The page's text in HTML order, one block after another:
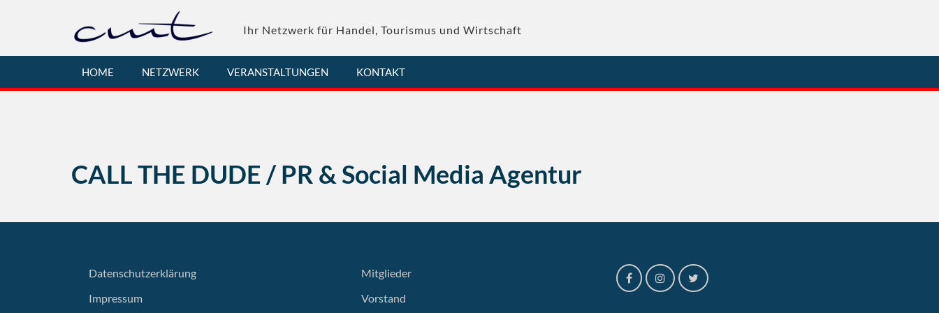
Ihr Netzwerk für Handel, Tourismus und Wirtschaft
HOME NETZWERK VERANSTALTUNGEN KONTAKT
CALL THE DUDE / PR & Social Media Agentur
Datenschutzerklärung
Impressum
Mitglieder
Vorstand